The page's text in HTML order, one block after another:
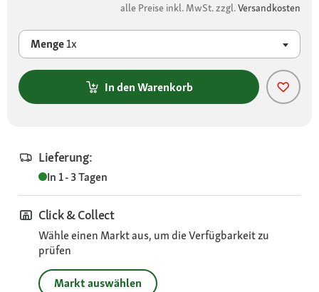
alle Preise inkl. MwSt. zzgl.Versandkosten
Menge1x
In den Warenkorb
Lieferung:
In 1 - 3 Tagen
Click & Collect
Wähle einen Markt aus, um die Verfügbarkeit zu
prüfen
Markt auswählen